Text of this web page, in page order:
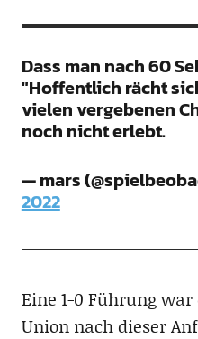
Dass man nach 60
"Hoffentlich rächt
vielen vergebenen
noch nicht erlebt.
— mars
2022
Eine 1-0 Führung
Union nach dieser